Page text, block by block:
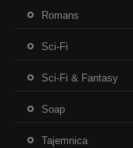
Romans
Sci-Fi
Sci-Fi & Fantasy
Soap
Tajemnica